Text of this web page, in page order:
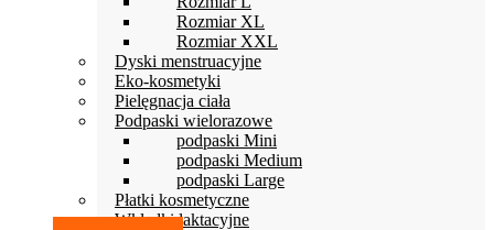
Rozmiar XL
Rozmiar XXL
Dyski menstruacyjne
Eko-kosmetyki
Pielęgnacja ciała
Podpaski wielorazowe
podpaski Mini
podpaski Medium
podpaski Large
Płatki kosmetyczne
Wkładki laktacyjne